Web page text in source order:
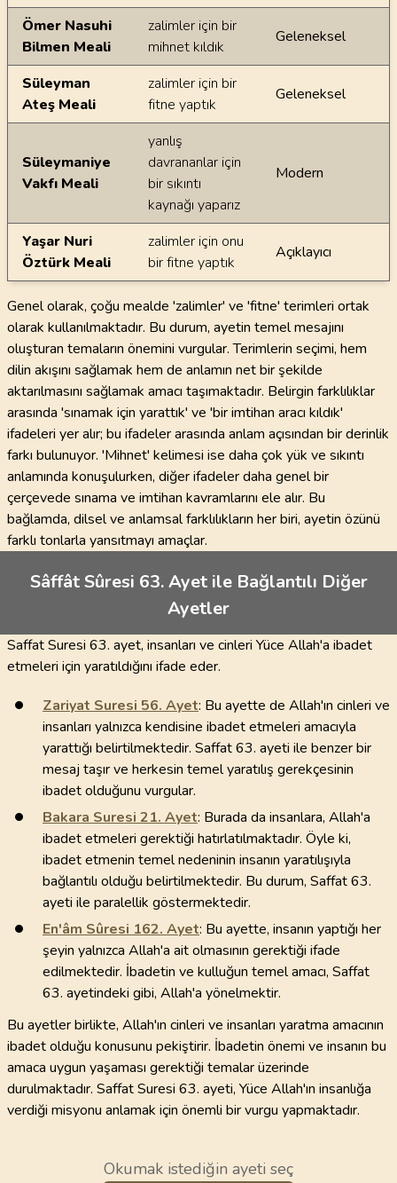
Ömer Nasuhi
Bilmen Meali
zalimler için bir
mihnet kıldık
Geleneksel
Süleyman
Ateş Meali
zalimler için bir
fitne yaptık
Geleneksel
Süleymaniye
Vakfı Meali
yanlış
davrananlar için
bir sıkıntı
kaynağı yaparız
Modern
Yaşar Nuri
Öztürk Meali
zalimler için onu
bir fitne yaptık
Açıklayıcı
Genel olarak, çoğu mealde 'zalimler' ve 'fitne' terimleri ortak
olarak kullanılmaktadır. Bu durum, ayetin temel mesajını
oluşturan temaların önemini vurgular. Terimlerin seçimi, hem
dilin akışını sağlamak hem de anlamın net bir şekilde
aktarılmasını sağlamak amacı taşımaktadır. Belirgin farklılıklar
arasında 'sınamak için yarattık' ve 'bir imtihan aracı kıldık'
ifadeleri yer alır; bu ifadeler arasında anlam açısından bir derinlik
farkı bulunuyor. 'Mihnet' kelimesi ise daha çok yük ve sıkıntı
anlamında konuşulurken, diğer ifadeler daha genel bir
çerçevede sınama ve imtihan kavramlarını ele alır. Bu
bağlamda, dilsel ve anlamsal farklılıkların her biri, ayetin özünü
farklı tonlarla yansıtmayı amaçlar.
Sâffât Sûresi 63. Ayet ile Bağlantılı Diğer
Ayetler
Saffat Suresi 63. ayet, insanları ve cinleri Yüce Allah'a ibadet
etmeleri için yaratıldığını ifade eder.
Zariyat Suresi 56. Ayet: Bu ayette de Allah'ın cinleri ve
insanları yalnızca kendisine ibadet etmeleri amacıyla
yarattığı belirtilmektedir. Saffat 63. ayeti ile benzer bir
mesaj taşır ve herkesin temel yaratılış gerekçesinin
ibadet olduğunu vurgular.
Bakara Suresi 21. Ayet: Burada da insanlara, Allah'a
ibadet etmeleri gerektiği hatırlatılmaktadır. Öyle ki,
ibadet etmenin temel nedeninin insanın yaratılışıyla
bağlantılı olduğu belirtilmektedir. Bu durum, Saffat 63.
ayeti ile paralellik göstermektedir.
En'âm Sûresi 162. Ayet: Bu ayette, insanın yaptığı her
şeyin yalnızca Allah'a ait olmasının gerektiği ifade
edilmektedir. İbadetin ve kulluğun temel amacı, Saffat
63. ayetindeki gibi, Allah'a yönelmektir.
Bu ayetler birlikte, Allah'ın cinleri ve insanları yaratma amacının
ibadet olduğu konusunu pekiştirir. İbadetin önemi ve insanın bu
amaca uygun yaşaması gerektiği temalar üzerinde
durulmaktadır. Saffat Suresi 63. ayeti, Yüce Allah'ın insanlığa
verdiği misyonu anlamak için önemli bir vurgu yapmaktadır.
Okumak istediğin ayeti seç